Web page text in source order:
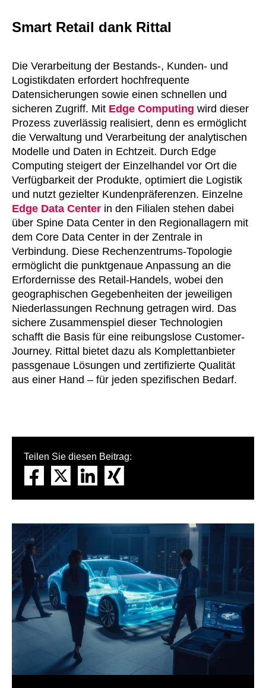
Smart Retail dank Rittal
Die Verarbeitung der Bestands-, Kunden- und
Logistikdaten erfordert hochfrequente
Datensicherungen sowie einen schnellen und
sicheren Zugriff. Mit Edge Computing wird dieser
Prozess zuverlässig realisiert, denn es ermöglicht
die Verwaltung und Verarbeitung der analytischen
Modelle und Daten in Echtzeit. Durch Edge
Computing steigert der Einzelhandel vor Ort die
Verfügbarkeit der Produkte, optimiert die Logistik
und nutzt gezielter Kundenpräferenzen. Einzelne
Edge Data Center in den Filialen stehen dabei
über Spine Data Center in den Regionallagern mit
dem Core Data Center in der Zentrale in
Verbindung. Diese Rechenzentrums-Topologie
ermöglicht die punktgenaue Anpassung an die
Erfordernisse des Retail-Handels, wobei den
geographischen Gegebenheiten der jeweiligen
Niederlassungen Rechnung getragen wird. Das
sichere Zusammenspiel dieser Technologien
schafft die Basis für eine reibungslose Customer-
Journey. Rittal bietet dazu als Komplettanbieter
passgenaue Lösungen und zertifizierte Qualität
aus einer Hand – für jeden spezifischen Bedarf.
Teilen Sie diesen Beitrag: